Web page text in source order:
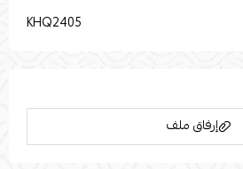
KHQ2405
إرفاق ملف